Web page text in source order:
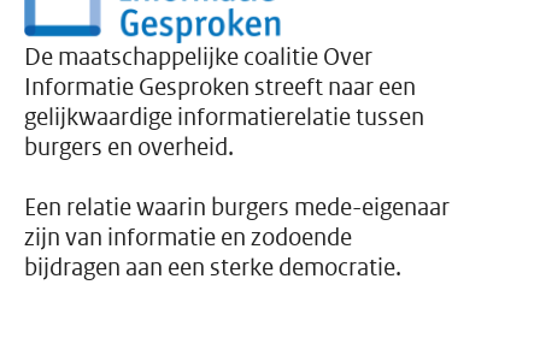
De maatschappelijke coalitie Over
Informatie Gesproken streeft naar een
gelijkwaardige informatierelatie tussen
burgers en overheid.
Een relatie waarin burgers mede-eigenaar
zijn van informatie en zodoende
bijdragen aan een sterke democratie.